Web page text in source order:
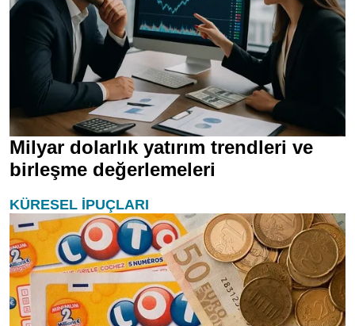
Milyar dolarlık yatırım trendleri ve
birleşme değerlemeleri
KÜRESEL İPUÇLARI